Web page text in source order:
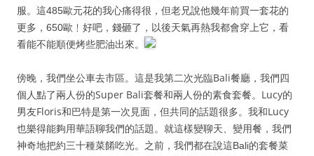
服。這485歐元花的我心痛得很，但老兄說他幾年前買一套花的
更多，650歐﹗好吧，錢砸了，以後天氣再熱我都會穿上它，看
看能不能順便烤些肥油出來。
傍晚，我們坐公車去市區。這是我第二次光臨Bali餐廳，我們四
個人點了兩人份的Super Bali套餐和兩人份的素食套餐。Lucy的
男友Floris和巴特是第一次見面，但共同的話題很多。我和Lucy
也樂得能夠用華語聊我們的話題。就這樣變聊天 、變用餐，我們
神奇地把約三十種菜餚吃光。之前，我們都在說這Bali的套餐菜